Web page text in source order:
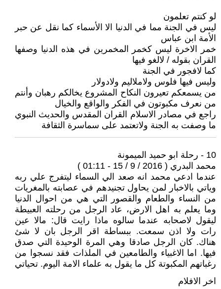
لو كنتم تعلمون
ليس في الجنة مما في الدنيا الا الأسماء كما نقل عن حبر
الأمة ابن عباس
خمر الاخرة ليس كخمر المخمرين في هذه الدنيا وصفها
القران بقوله / لالغو فيها
كما لافجور في الجنة
وليس فيها فلوس ولاملاليم ولادولار
من يسمعكم تعيرون النكاح المشروع يخالكم رهبان وأنتم
من نعرف مكبوتون في الفكر والواقع والخيال
راجع في مصادر الاسلام القران المقدس والحديث النبوي
ما وصفت به الجنة ولاتعتمد على سماسرة الثقافة
10 - رحلة ابو حميد الميمونة
محمد البدري ( 2016 / 9 / 15 - 01:11 )
عندما ادعي محمد انه صعد الي السماء ليتفرج علي ربه
وياتي بالاخبار لمن يحاول تجنيدهم في عصابته بالمغريات
من النساء والطعام والقصور التي هي من احوال الدنيا
وما يعلم به اهل الارض، عاد الرجل من رحلته العبيطة
ليقول لاصحابه عندما سالوه ماذا رايت قال: مالا عين
رات ولا اذن سمعت. ببساطة اقر الرجل بان لا شئ
هناك. كان الرجل صادقا وهي المرة الوحيدة التي صدق
فيها. اما الاغبياء والطامعين في الملذات فقد نسجوا من
رغباتهم المكبوتة كل ما يقول به علماء الامة اليوم. تحياتي
اخر الافلام